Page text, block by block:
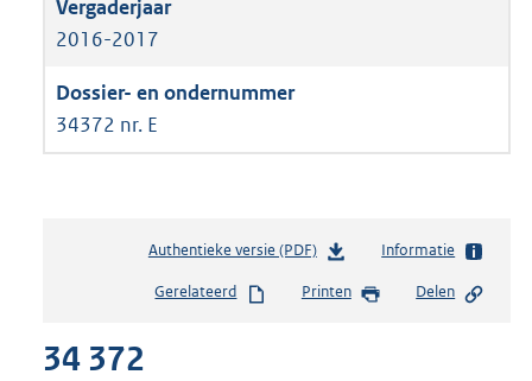
2016-2017
34372 nr. E
Authentieke versie (PDF)b
s
Informatie
Gerelateerd Printen Delen
34 372